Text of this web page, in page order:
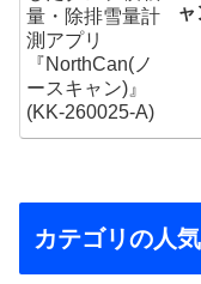
カテゴリの人気